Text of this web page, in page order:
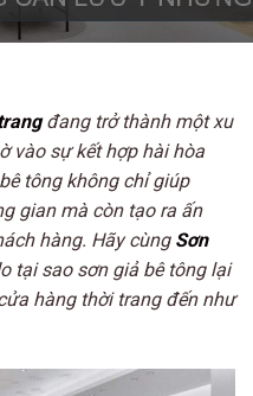
đang trở thành một xu
vào sự kết hợp hài hòa
tông không chỉ giúp
gian mà còn tạo ra ấn
hàng. Hãy cùng Sơn
tại sao sơn giả bê tông lại
hàng thời trang đến như